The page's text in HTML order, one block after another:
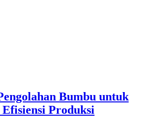
Bumbu untuk
Produksi